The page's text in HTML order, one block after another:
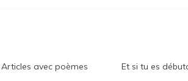
Articles avec poèmes Et si tu es